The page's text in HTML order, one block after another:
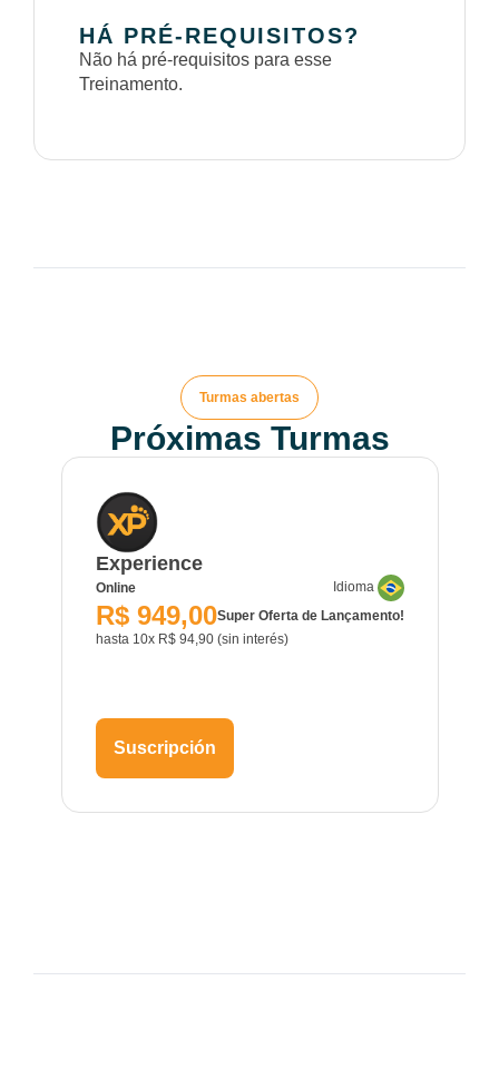
HÁ PRÉ-REQUISITOS?
Não há pré-requisitos para esse
Treinamento.
Turmas abertas
Próximas Turmas
Experience
Online Idioma
R$ 949,00Super Oferta de Lançamento!
hasta 10x R$ 94,90 (sin interés)
Suscripción